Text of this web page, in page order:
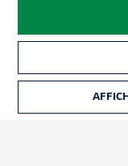
Mentions